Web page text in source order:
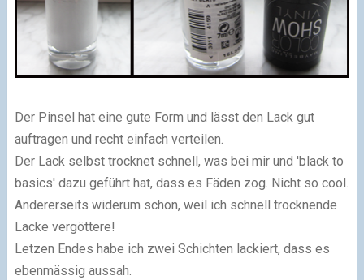
Der Pinsel hat eine gute Form und lässt den Lack gut
auftragen und recht einfach verteilen.
Der Lack selbst trocknet schnell, was bei mir und 'black to
basics' dazu geführt hat, dass es Fäden zog. Nicht so cool.
Andererseits widerum schon, weil ich schnell trocknende
Lacke vergöttere!
Letzen Endes habe ich zwei Schichten lackiert, dass es
ebenmässig aussah.